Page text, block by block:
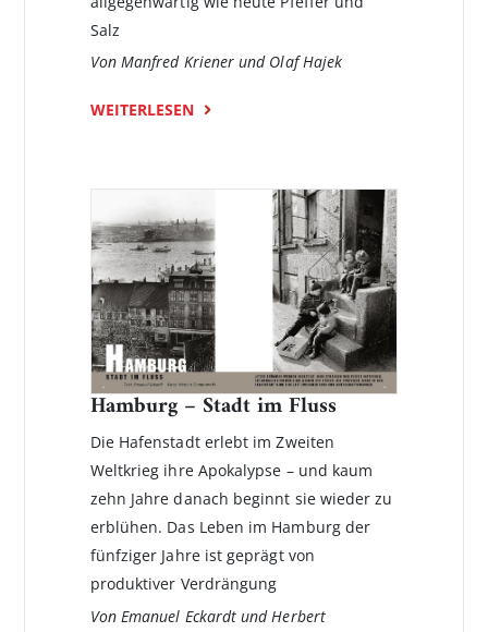
Salz
Von Manfred Kriener und Olaf Hajek
WEITERLESEN
Hamburg – Stadt im Fluss
Die Hafenstadt erlebt im Zweiten
Weltkrieg ihre Apokalypse – und kaum
zehn Jahre danach beginnt sie wieder zu
erblühen. Das Leben im Hamburg der
fünfziger Jahre ist geprägt von
produktiver Verdrängung
Von Emanuel Eckardt und Herbert